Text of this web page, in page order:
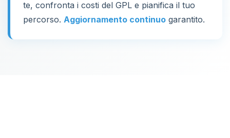
te, confronta i costi del GPL e pianifica il tuo
percorso. Aggiornamento continuo garantito.